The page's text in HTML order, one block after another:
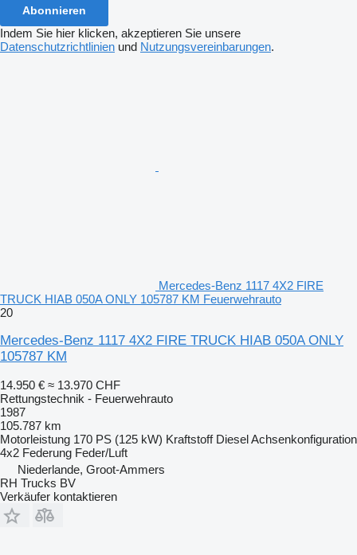
Abonnieren
Indem Sie hier klicken, akzeptieren Sie unsere
Datenschutzrichtlinien und Nutzungsvereinbarungen.
Mercedes-Benz 1117 4X2 FIRE
TRUCK HIAB 050A ONLY 105787 KM Feuerwehrauto
20
Mercedes-Benz 1117 4X2 FIRE TRUCK HIAB 050A ONLY
105787 KM
14.950 € ≈ 13.970 CHF
Rettungstechnik - Feuerwehrauto
1987
105.787 km
Motorleistung 170 PS (125 kW) Kraftstoff DieselAchsenkonfiguration
4x2 Federung Feder/Luft
Niederlande, Groot-Ammers
RH Trucks BV
Verkäufer kontaktieren